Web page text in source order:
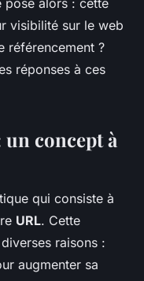
pose alors : cette
visibilité sur le web
référencement ?
réponses à ces
concept à
qui consiste à
URL. Cette
raisons :
augmenter sa